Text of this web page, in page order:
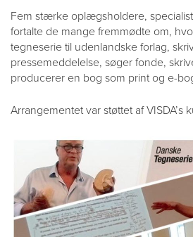
Fem stærke oplægsholdere,
fortalte de mange fremmødte om,
tegneserie til udenlandske forlag,
pressemeddelelse, søger fonde,
producerer en bog som print og e-
Arrangementet var støttet af VISDA’s